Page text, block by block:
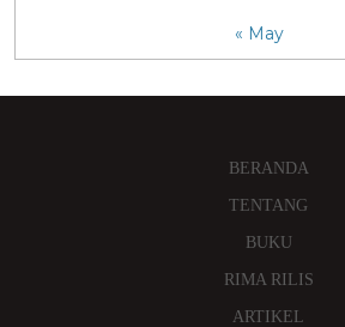
« May
BERANDA
TENTANG
BUKU
RIMA RILIS
ARTIKEL